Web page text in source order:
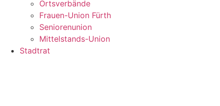
Ortsverbände
Frauen-Union Fürth
Seniorenunion
Mittelstands-Union
Stadtrat